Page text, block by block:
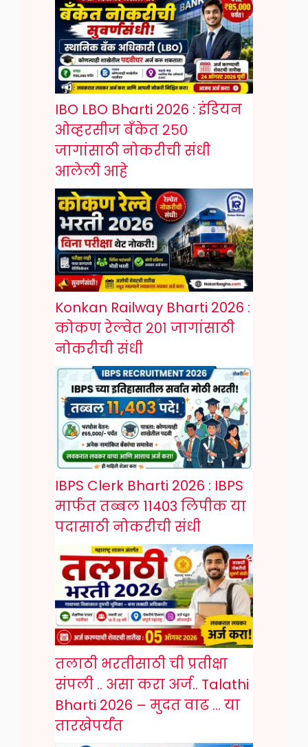
IBO LBO Bharti 2026 : इंडियन
ओव्हरसीज बँकेत २५०
जागांसाठी नोकरीची संधी
आलेली आहे
Konkan Railway Bharti 2026 :
कोकण रेल्वेत २०१ जागांसाठी
नोकरीची संधी
IBPS Clerk Bharti 2026 : IBPS
मार्फत तब्बल 11403 लिपीक या
पदासाठी नोकरीची संधी
तलाठी भरतीसाठी ची प्रतीक्षा
संपली .. असा करा अर्ज.. Talathi
Bharti 2026 – मुदत वाढ … या
तारखेपर्यंत